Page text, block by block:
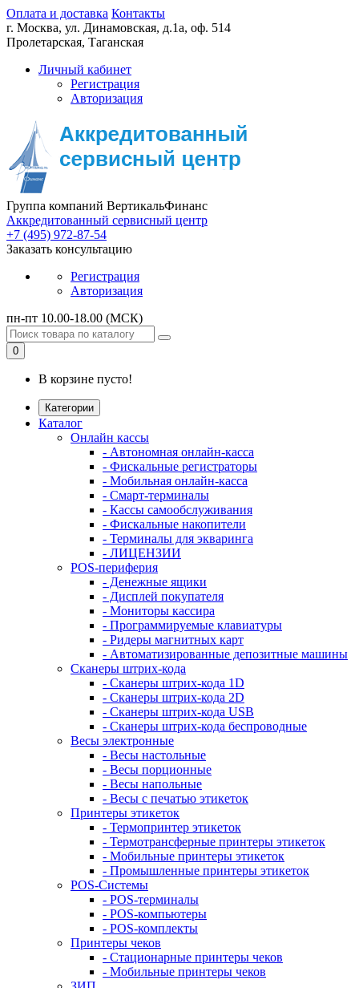
Оплата и доставка Контакты
г. Москва, ул. Динамовская, д.1а, оф. 514
Пролетарская, Таганская
Личный кабинет
Регистрация
Авторизация
Группа компаний ВертикальФинанс
Аккредитованный сервисный центр
+7 (495) 972-87-54
Заказать консультацию
Регистрация
Авторизация
пн-пт 10.00-18.00 (МСК)
0
В корзине пусто!
Категории
Каталог
Онлайн кассы
- Автономная онлайн-касса
- Фискальные регистраторы
- Мобильная онлайн-касса
- Смарт-терминалы
- Кассы самообслуживания
- Фискальные накопители
- Терминалы для экваринга
- ЛИЦЕНЗИИ
POS-периферия
- Денежные ящики
- Дисплей покупателя
- Мониторы кассира
- Программируемые клавиатуры
- Ридеры магнитных карт
- Автоматизированные депозитные машины
Сканеры штрих-кода
- Сканеры штрих-кода 1D
- Сканеры штрих-кода 2D
- Сканеры штрих-кода USB
- Сканеры штрих-кода беспроводные
Весы электронные
- Весы настольные
- Весы порционные
- Весы напольные
- Весы с печатью этикеток
Принтеры этикеток
- Термопринтер этикеток
- Термотрансферные принтеры этикеток
- Мобильные принтеры этикеток
- Промышленные принтеры этикеток
POS-Системы
- POS-терминалы
- POS-компьютеры
- POS-комплекты
Принтеры чеков
- Стационарные принтеры чеков
- Мобильные принтеры чеков